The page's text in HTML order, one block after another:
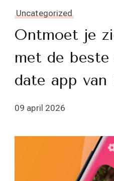
Uncategorized
Ontmoet je
met de
date app van
09 april 2026